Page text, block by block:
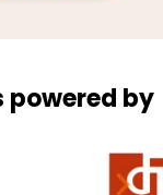
powered by